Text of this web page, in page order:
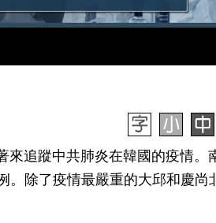
來追蹤中共肺炎在韓國的疫情。
。除了疫情最嚴重的大邱和慶尚